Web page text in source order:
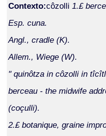
Contexto:côzolli 1.£
Esp. cuna.
Angl., cradle (K).
Allem., Wiege (W).
" quinôtza in côzolli in
berceau - the midwife
(coçulli).
2.£ botanique, graine